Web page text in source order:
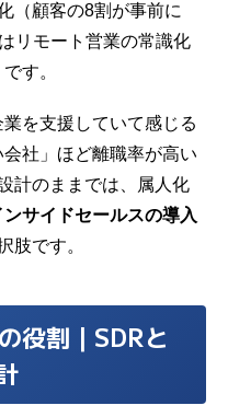
（顧客の8割が事前に
リモート営業の常識化
す。
を支援していて感じる
社」ほど離職率が高い
計のままでは、属人化
ンサイドセールスの導入
肢です。
役割｜SDRと